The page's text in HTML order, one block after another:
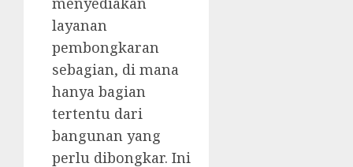
layanan
pembongkaran
sebagian, di mana
hanya bagian
tertentu dari
bangunan yang
perlu dibongkar. Ini